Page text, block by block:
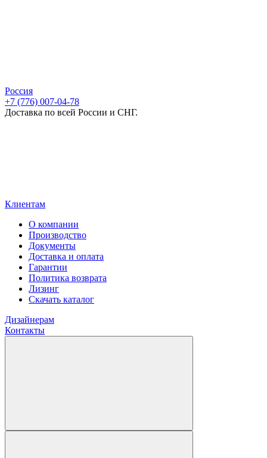
Россия
+7 (776) 007-04-78
Доставка по всей России и СНГ.
Клиентам
О компании
Производство
Документы
Доставка и оплата
Гарантии
Политика возврата
Лизинг
Скачать каталог
Дизайнерам
Контакты